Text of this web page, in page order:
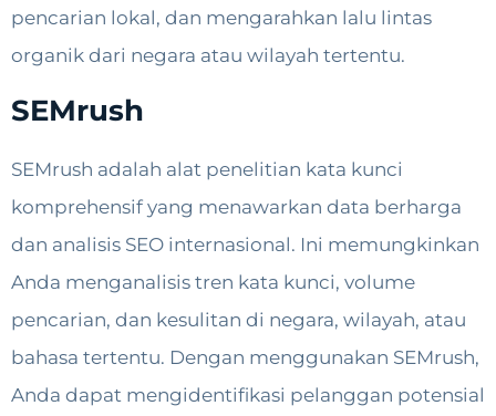
pencarian lokal, dan mengarahkan lalu lintas
organik dari negara atau wilayah tertentu.
SEMrush
SEMrush adalah alat penelitian kata kunci
komprehensif yang menawarkan data berharga
dan analisis SEO internasional. Ini memungkinkan
Anda menganalisis tren kata kunci, volume
pencarian, dan kesulitan di negara, wilayah, atau
bahasa tertentu. Dengan menggunakan SEMrush,
Anda dapat mengidentifikasi pelanggan potensial